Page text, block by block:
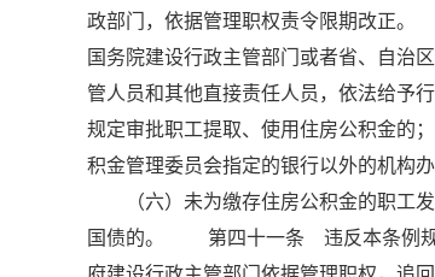
政部门，依据管理职权责令限期改正
国务院建设行政主管部门或者省、自治
管人员和其他直接责任人员，依法给
规定审批职工提取、使用住房公积金
积金管理委员会指定的银行以外的机
（六）未为缴存住房公积金的职工
国债的。 第四十一条 违反本条例规